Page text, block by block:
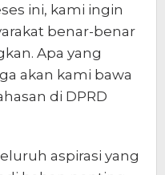
ini, kami ingin
benar-benar
Apa yang
akan kami bawa
di DPRD
aspirasi yang